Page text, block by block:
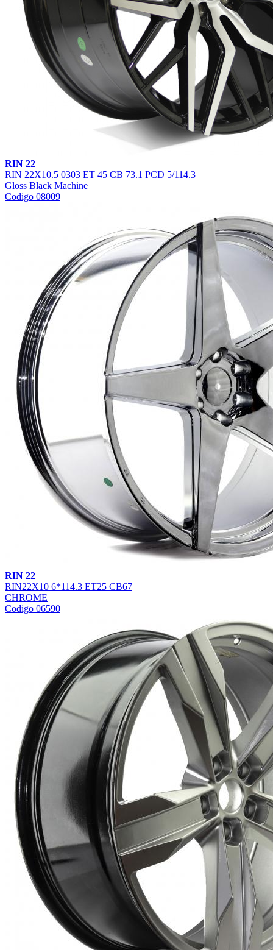
RIN 22
RIN 22X10.5 0303 ET 45 CB 73.1 PCD 5/114.3
Gloss Black Machine
Codigo 08009
RIN 22
RIN22X10 6*114.3 ET25 CB67
CHROME
Codigo 06590